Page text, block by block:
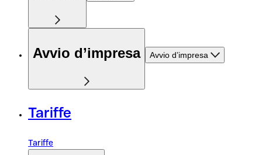
Avvio d’impresa Avvio d’impresa
Tariffe
Tariffe